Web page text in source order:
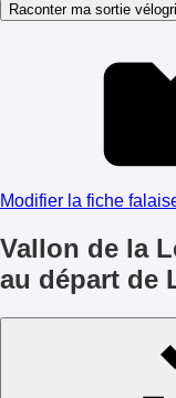
Raconter ma
Modifier la fiche
Vallon de la
au départ de